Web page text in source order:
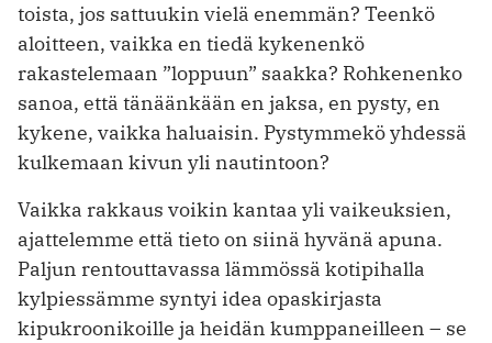
toista, jos sattuukin vielä enemmän? Teenkö
aloitteen, vaikka en tiedä kykenenkö
rakastelemaan ”loppuun” saakka? Rohkenenko
sanoa, että tänäänkään en jaksa, en pysty, en
kykene, vaikka haluaisin. Pystymmekö yhdessä
kulkemaan kivun yli nautintoon?
Vaikka rakkaus voikin kantaa yli vaikeuksien,
ajattelemme että tieto on siinä hyvänä apuna.
Paljun rentouttavassa lämmössä kotipihalla
kylpiessämme syntyi idea opaskirjasta
kipukroonikoille ja heidän kumppaneilleen – se